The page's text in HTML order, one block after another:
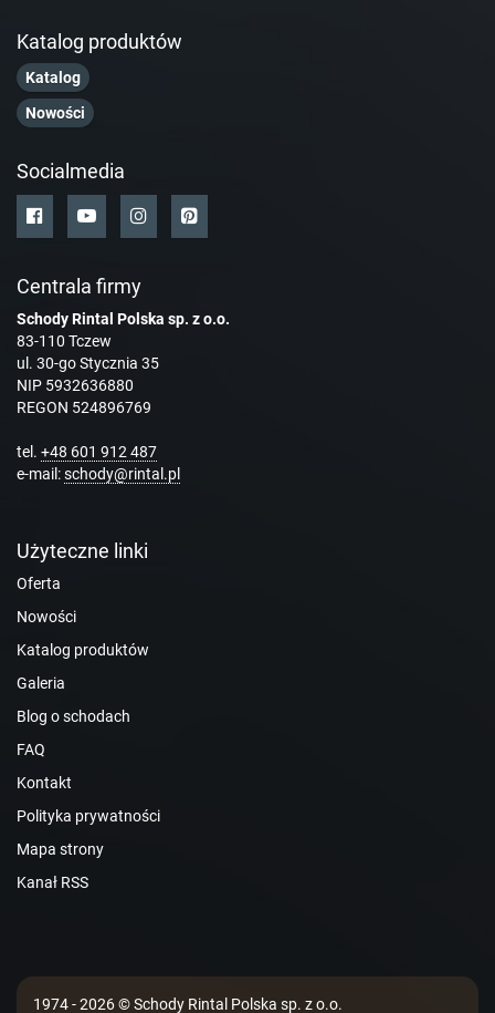
Katalog produktów
Katalog
Nowości
Socialmedia
Centrala firmy
Schody Rintal Polska sp. z o.o.
83-110 Tczew
ul. 30-go Stycznia 35
NIP 5932636880
REGON 524896769
tel. +48 601 912 487
e-mail:schody@rintal.pl
Użyteczne linki
Oferta
Nowości
Katalog produktów
Galeria
Blog o schodach
FAQ
Kontakt
Polityka prywatności
Mapa strony
Kanał RSS
1974 - 2026 © Schody Rintal Polska sp. z o.o.